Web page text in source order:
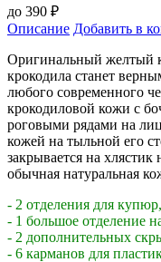
до 390 ₽
Описание Добавить в
Оригинальный желтый
крокодила станет
любого современного
крокодиловой кожи с
роговыми рядами на
кожей на тыльной его
закрывается на
обычная натуральная
- 2 отделения для купюр,
- 1 большое отделение
- 2 дополнительных
- 6 карманов для